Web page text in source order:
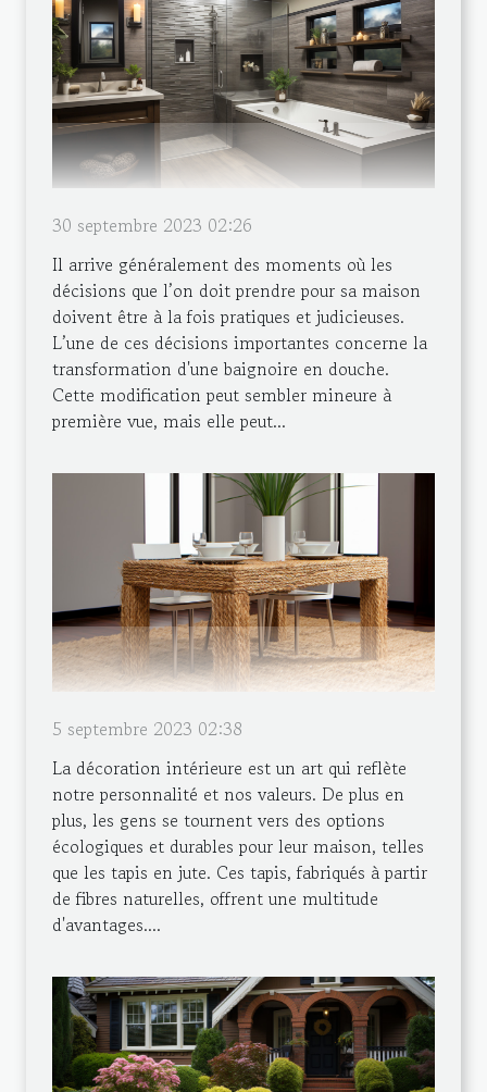
30 septembre 2023 02:26
Il arrive généralement des moments où les
décisions que l’on doit prendre pour sa maison
doivent être à la fois pratiques et judicieuses.
L’une de ces décisions importantes concerne la
transformation d'une baignoire en douche.
Cette modification peut sembler mineure à
première vue, mais elle peut...
5 septembre 2023 02:38
La décoration intérieure est un art qui reflète
notre personnalité et nos valeurs. De plus en
plus, les gens se tournent vers des options
écologiques et durables pour leur maison, telles
que les tapis en jute. Ces tapis, fabriqués à partir
de fibres naturelles, offrent une multitude
d'avantages....